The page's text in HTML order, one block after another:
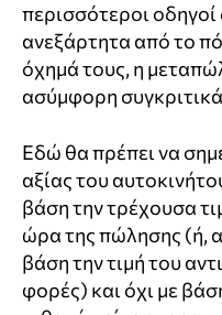
περισσότεροι οδηγοί
ανεξάρτητα από το
όχημά τους, η
ασύμφορη
Εδώ θα πρέπει να
αξίας του
βάση την τρέχουσα
ώρα της πώλησης (ή,
βάση την τιμή του
φορές) και όχι με